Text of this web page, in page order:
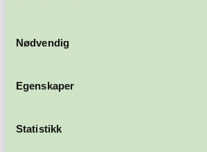
Nødvendig
Egenskaper
Statistikk